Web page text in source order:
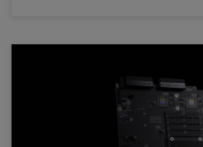
NVIDIA Vera 存储基准测试：